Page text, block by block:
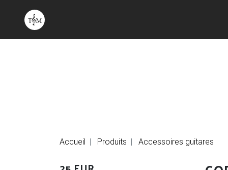
Accueil Produits Accessoires guitares